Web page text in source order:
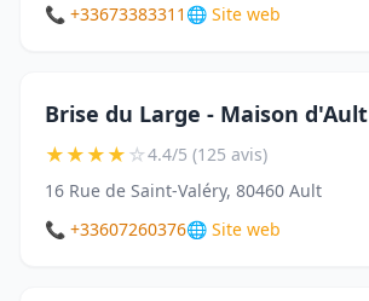
📞 +33673383311 🌐 Site web
Brise du Large - Maison d'Ault
★★★★☆4.4/5 (125 avis)
16 Rue de Saint-Valéry, 80460 Ault
📞 +33607260376🌐 Site web